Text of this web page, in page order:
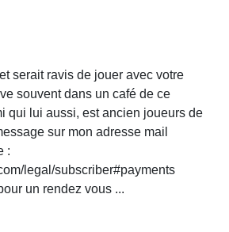
serait ravis de jouer avec votre
souvent dans un café de ce
qui lui aussi, est ancien joueurs de
sur mon adresse mail
:
legal/subscriber#payments
un rendez vous ...